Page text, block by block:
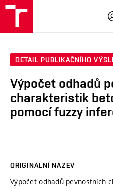
DETAIL PUBLIKAČNÍHO
Výpočet odhadů
charakteristik
pomocí fuzzy
ORIGINÁLNÍ NÁZEV
Výpočet odhadů pevnostních